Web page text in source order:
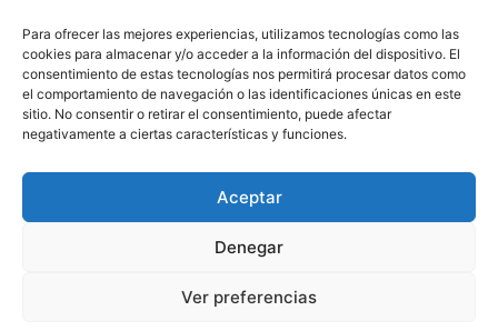
Para ofrecer las mejores experiencias, utilizamos tecnologías como las
cookies para almacenar y/o acceder a la información del dispositivo. El
consentimiento de estas tecnologías nos permitirá procesar datos como
el comportamiento de navegación o las identificaciones únicas en este
sitio. No consentir o retirar el consentimiento, puede afectar
negativamente a ciertas características y funciones.
Aceptar
Denegar
Ver preferencias
Condiciones de uso
Copyright © 2026 Aquabaño | Todos los derechos reservados
Diseñado porInnovation Studio
Financiado por la Unión Europea – NextGenerationEU. Sin embargo, los puntos de vista y las